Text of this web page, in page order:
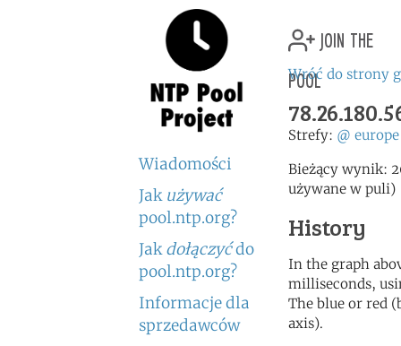
Wiadomości
Jak używać
pool.ntp.org?
Jakdołączyćdo
pool.ntp.org?
Informacje dla
sprzedawców
join the
pool
Wróć do strony
Strefy: @ europe
Bieżący wynik:
używane w puli)
History
In the graph
milliseconds,
The blue or red
axis).